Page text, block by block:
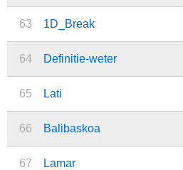
63 1D_Break
64 Definitie-weter
65 Lati
66 Balibaskoa
67 Lamar